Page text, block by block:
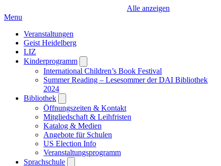
Alle anzeigen
Menu
Veranstaltungen
Geist Heidelberg
LIZ
Kinderprogramm
submenu
International Children’s Book Festival
Summer Reading – Lesesommer der DAI Bibliothek
2024
Bibliothek
submenu
Öffnungszeiten & Kontakt
Mitgliedschaft & Leihfristen
Katalog & Medien
Angebote für Schulen
US Election Info
Veranstaltungsprogramm
Sprachschule